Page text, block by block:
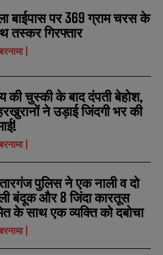
बाईपास पर 369 ग्राम चरस के
तस्कर गिरफ्तार
की चुस्की के बाद दंपती बेहोश,
ने उड़ाई जिंदगी भर की
पुलिस ने एक नाली व दो
बंदूक और 8 जिंदा कारतूस
के साथ एक व्यक्ति को दबोचा